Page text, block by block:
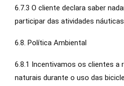
6.7.3 O cliente declara saber
participar das atividades
6.8. Política Ambiental
6.8.1 Incentivamos os clientes a
naturais durante o uso das